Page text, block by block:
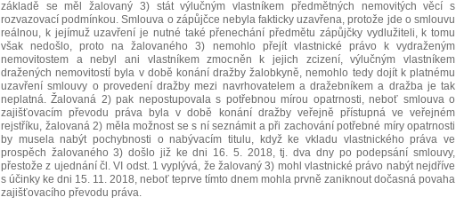
základě se měl žalovaný 3) stát výlučným vlastníkem předmětných nemovitých věcí s
rozvazovací podmínkou. Smlouva o zápůjčce nebyla fakticky uzavřena, protože jde o smlouvu
reálnou, k jejímuž uzavření je nutné také přenechání předmětu zápůjčky vydlužiteli, k tomu
však nedošlo, proto na žalovaného 3) nemohlo přejít vlastnické právo k vydraženým
nemovitostem a nebyl ani vlastníkem zmocněn k jejich zcizení, výlučným vlastníkem
dražených nemovitostí byla v době konání dražby žalobkyně, nemohlo tedy dojít k platnému
uzavření smlouvy o provedení dražby mezi navrhovatelem a dražebníkem a dražba je tak
neplatná. Žalovaná 2) pak nepostupovala s potřebnou mírou opatrnosti, neboť smlouva o
zajišťovacím převodu práva byla v době konání dražby veřejně přístupná ve veřejném
rejstříku, žalovaná 2) měla možnost se s ní seznámit a při zachování potřebné míry opatrnosti
by musela nabýt pochybnosti o nabývacím titulu, když ke vkladu vlastnického práva ve
prospěch žalovaného 3) došlo již ke dni 16. 5. 2018, tj. dva dny po podepsání smlouvy,
přestože z ujednání čl. VI odst. 1 vyplývá, že žalovaný 3) mohl vlastnické právo nabýt nejdříve
s účinky ke dni 15. 11. 2018, neboť teprve tímto dnem mohla prvně zaniknout dočasná povaha
zajišťovacího převodu práva.